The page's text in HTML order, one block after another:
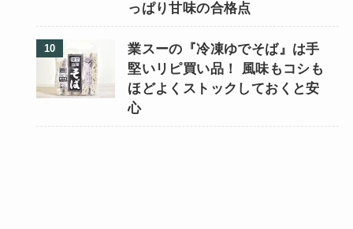
っぱり甘味の合格点
業スーの『冷凍ゆでそば』は手
堅いリピ買い品！ 風味もコシも
ほどよくストックしておくと安
心